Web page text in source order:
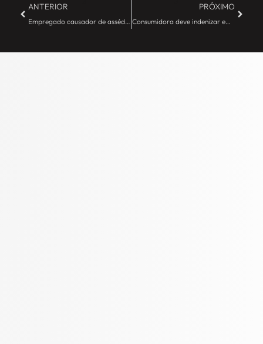
ANTERIOR
Empregado causador de assédio moral no trabalho é condenado a ressarcir a empresa empregadora – JE Camargo
PRÓXIMO
Consumidora deve indenizar empresa por reclamação abusiva na internet – JE Camargo